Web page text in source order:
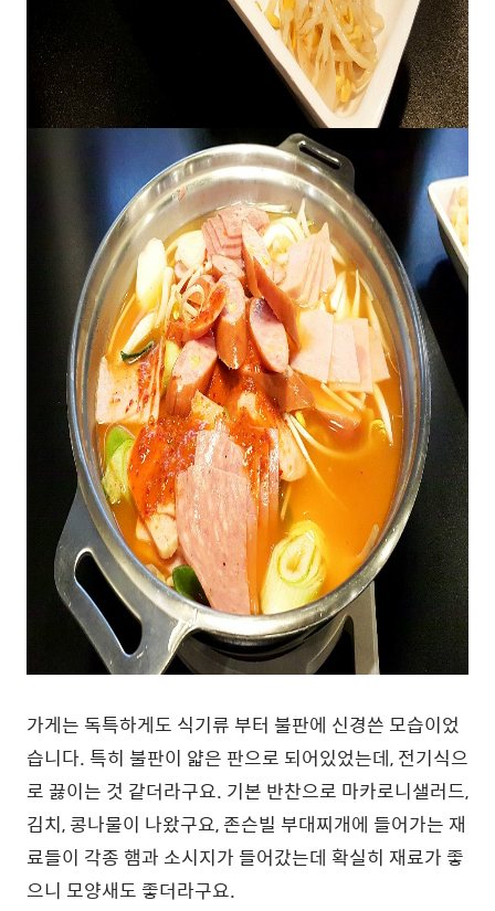
가게는 독특하게도 식기류 부터 불판에 신경쓴 모습이었
습니다. 특히 불판이 얇은 판으로 되어있었는데, 전기식으
로 끓이는 것 같더라구요. 기본 반찬으로 마카로니샐러드,
김치, 콩나물이 나왔구요, 존슨빌 부대찌개에 들어가는 재
료들이 각종 햄과 소시지가 들어갔는데 확실히 재료가 좋
으니 모양새도 좋더라구요.